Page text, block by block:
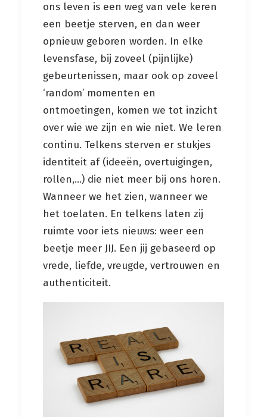
ons leven is een weg van vele keren
een beetje sterven, en dan weer
opnieuw geboren worden. In elke
levensfase, bij zoveel (pijnlijke)
gebeurtenissen, maar ook op zoveel
‘random’ momenten en
ontmoetingen, komen we tot inzicht
over wie we zijn en wie niet. We leren
continu. Telkens sterven er stukjes
identiteit af (ideeën, overtuigingen,
rollen,…) die niet meer bij ons horen.
Wanneer we het zien, wanneer we
het toelaten. En telkens laten zij
ruimte voor iets nieuws: weer een
beetje meer JIJ. Een jij gebaseerd op
vrede, liefde, vreugde, vertrouwen en
authenticiteit.